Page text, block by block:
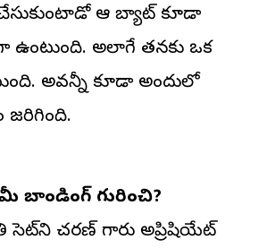
ఆ బ్యాట్ కూడా
ఉంటుంది. అలాగే తనకు ఒక
అవన్నీ కూడా అందులో
జరిగింది.
బాండింగ్ గురించి?
సెట్‌ని చరణ్ గారు అప్రిషియేట్